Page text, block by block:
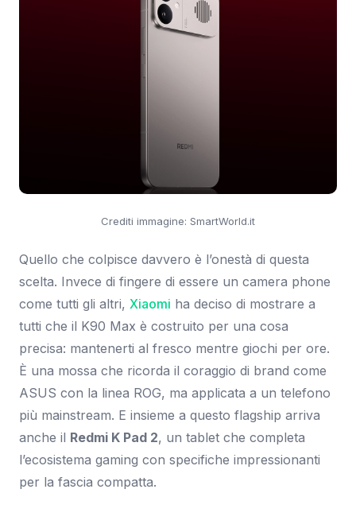
Crediti immagine: SmartWorld.it
Quello che colpisce davvero è l’onestà di questa
scelta. Invece di fingere di essere un camera phone
come tutti gli altri, Xiaomi ha deciso di mostrare a
tutti che il K90 Max è costruito per una cosa
precisa: mantenerti al fresco mentre giochi per ore.
È una mossa che ricorda il coraggio di brand come
ASUS con la linea ROG, ma applicata a un telefono
più mainstream. E insieme a questo flagship arriva
anche il Redmi K Pad 2, un tablet che completa
l’ecosistema gaming con specifiche impressionanti
per la fascia compatta.